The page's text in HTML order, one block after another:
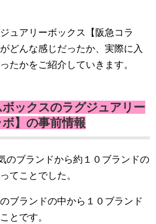
ュアリーボックス【阪急コラ
どんな感じだったか、実際に入
たかをご紹介していきます。
ックスのラグジュアリー
】の事前情報
のブランドから約１０ブランドの
てことでした。
ブランドの中から１０ブランド
とです。